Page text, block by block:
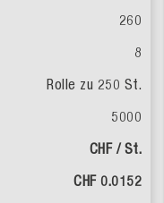
260
8
Rolle zu 250 St.
5000
CHF / St.
CHF 0.0152